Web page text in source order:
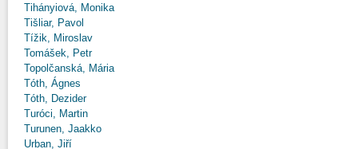
Tihányiová, Monika
Tišliar, Pavol
Tížik, Miroslav
Tomášek, Petr
Topolčanská, Mária
Tóth, Ágnes
Tóth, Dezider
Turóci, Martin
Turunen, Jaakko
Urban, Jiří